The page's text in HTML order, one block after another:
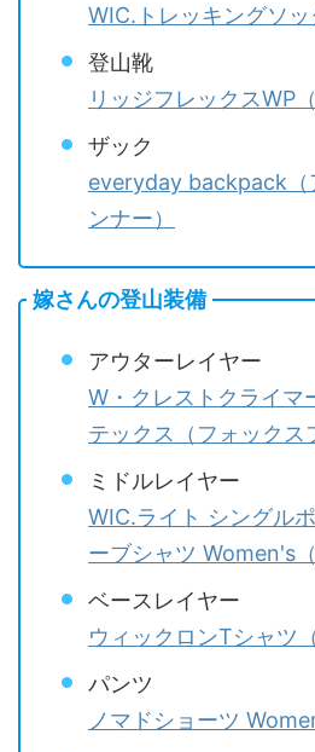
WIC.トレッキングソッ
登山靴
リッジフレックスWP（
ザック
everyday backpack（
ンナー）
嫁さんの登山装備
アウターレイヤー
W・クレストクライマ
テックス（フォックス
ミドルレイヤー
WIC.ライト シングル
ーブシャツ Women's（
ベースレイヤー
ウィックロンTシャツ
パンツ
ノマドショーツ